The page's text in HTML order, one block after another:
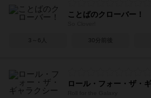
ことばのクローバー！
3～6人 30分前後
ロール・フォー・ザ・